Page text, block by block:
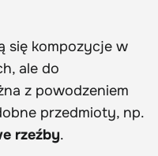
się kompozycje w
ale do
z powodzeniem
przedmioty, np.
rzeźby.